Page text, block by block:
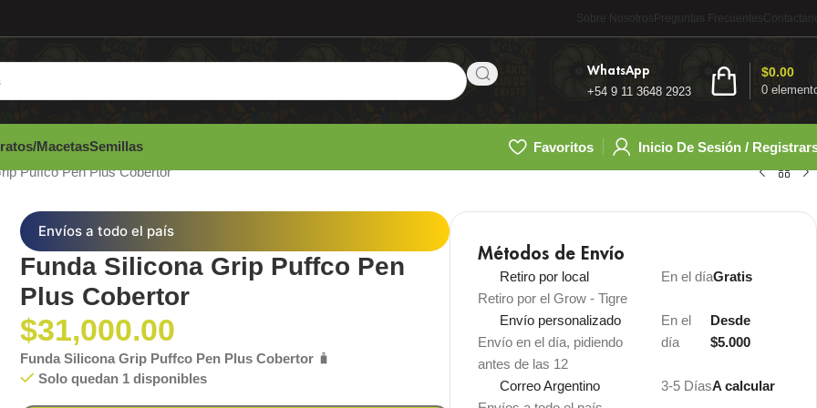
Sobre Nosotros Preguntas Frecuentes
WhatsApp
+54 9 11 3648 2923 0
$0.00
MacetasSemillas Favoritos
Inicio De Sesión /
Puffco Pen Plus Cobertor
Envíos a todo el país
Funda Silicona Grip Puffco Pen
Plus Cobertor
$31,000.00
Funda Silicona Grip Puffco Pen Plus Cobertor 🧳
Solo quedan 1 disponibles
Métodos de Envío
Retiro por local
Retiro por el Grow - Tigre
En el díaGratis
Envío personalizado
Envío en el día, pidiendo
antes de las 12
En el
día
Desde
$5.000
Correo Argentino
3-5 DíasA calcular